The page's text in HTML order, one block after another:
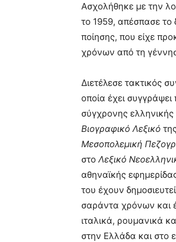
Ασχολήθηκε με την
το 1959, απέσπασε το
ποίησης, που είχε
χρόνων από τη
Διετέλεσε τακτικός
οποία έχει
σύγχρονης
Βιογραφικό Λεξικό
Μεσοπολεμική
στο Λεξικό
αθηναϊκής
του έχουν
σαράντα χρόνων και
ιταλικά, ρουμανικά
στην Ελλάδα και στο